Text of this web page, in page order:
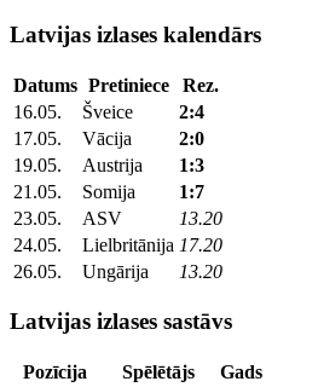
Latvijas izlases kalendārs
Datums Pretiniece
Rez.
16.05.
Šveice
2:4
17.05.
Vācija
2:0
19.05.
Austrija
1:3
21.05.
Somija
1:7
23.05.
ASV
13.20
24.05.
Lielbritānija 17.20
26.05.
Ungārija 13.20
Latvijas izlases sastāvs
Pozīcija Spēlētājs Gads